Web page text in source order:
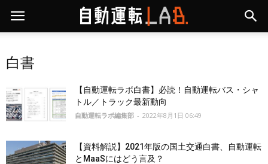
白書
【自動運転ラボ白書】必読！自動運転バス・シャ
トル／トラック最新動向
自動運転ラボ編集部 - 2022年8月1日 06:49
【資料解説】2021年版の国土交通白書、自動運転
とMaaSにはどう言及？